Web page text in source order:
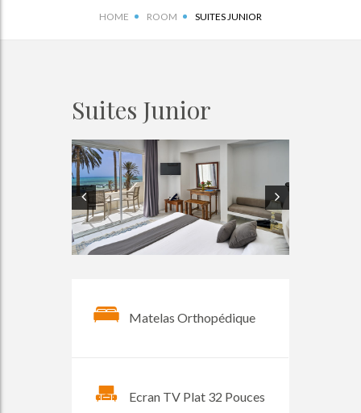
HOME ROOM SUITES JUNIOR
Suites Junior
Matelas Orthopédique
Ecran TV Plat 32 Pouces